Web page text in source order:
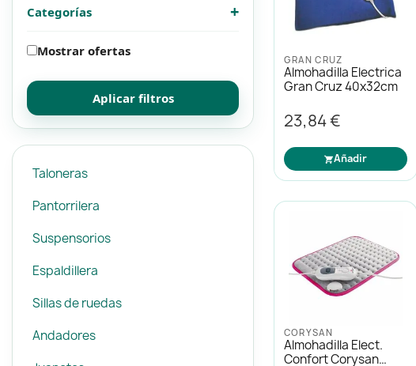
Mascotas
Higiene
Ortopedia
Mascotas
Higiene
Ortopedia
Categorías +
Mostrar ofertas
Aplicar filtros
Taloneras
Pantorrilera
Suspensorios
Espaldillera
Sillas de ruedas
Andadores
GRAN CRUZ
Almohadilla Electrica
Gran Cruz 40x32cm
23,84 €
Añadir
CORYSAN
Almohadilla Elect.
Confort Corysan